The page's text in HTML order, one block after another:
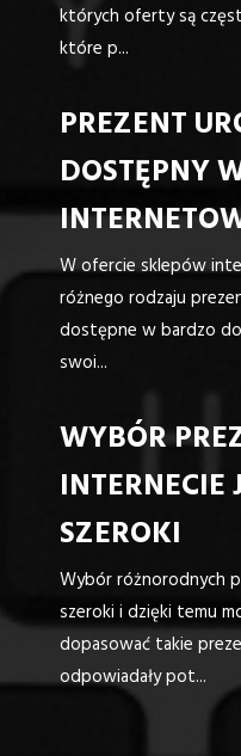
których oferty są
które p...
PREZENT
DOSTĘPNY
W ofercie sklepów
różnego rodzaju
dostępne w bardzo
swoi...
WYBÓR
INTERNECIE
SZEROKI
Wybór różnorodnych
szeroki i dzięki temu
dopasować takie
odpowiadały pot...